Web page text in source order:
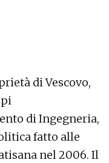
di Vescovo,
di Ingegneria,
fatto alle
nel 2006. Il